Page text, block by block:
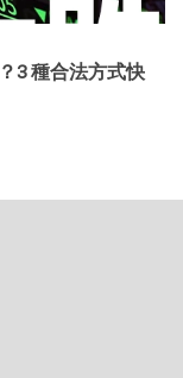
款免留車、汽車